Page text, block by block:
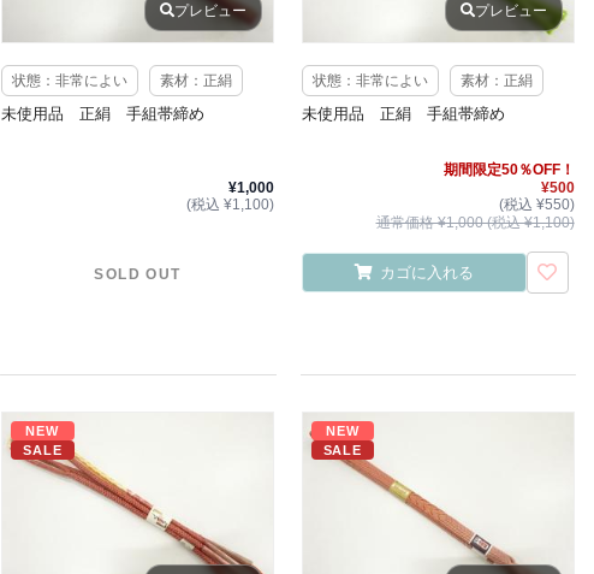
プレビュー
状態：非常によい 素材：正絹
未使用品 正絹 手組帯締め
¥1,000
(税込 ¥1,100)
SOLD OUT
プレビュー
状態：非常によい 素材：正絹
未使用品 正絹 手組帯締め
期間限定50％OFF！
¥500
(税込 ¥550)
通常価格 ¥1,000 (税込 ¥1,100)
カゴに入れる
NEW
SALE
NEW
SALE